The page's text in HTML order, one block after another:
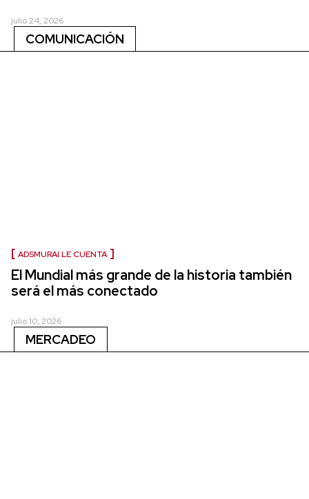
julio 24, 2026
COMUNICACIÓN
ADSMURAI LE CUENTA
El Mundial más grande de la historia también
será el más conectado
julio 10, 2026
MERCADEO